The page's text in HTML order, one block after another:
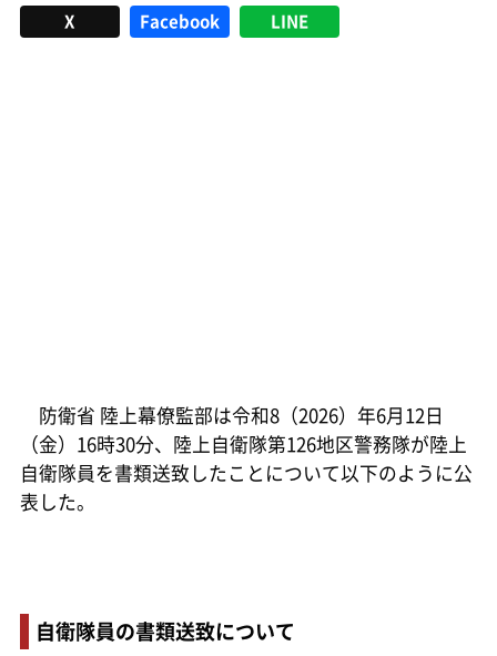
X Facebook LINE
防衛省 陸上幕僚監部は令和8（2026）年6月12日
（金）16時30分、陸上自衛隊第126地区警務隊が陸上
自衛隊員を書類送致したことについて以下のように公
表した。
自衛隊員の書類送致について